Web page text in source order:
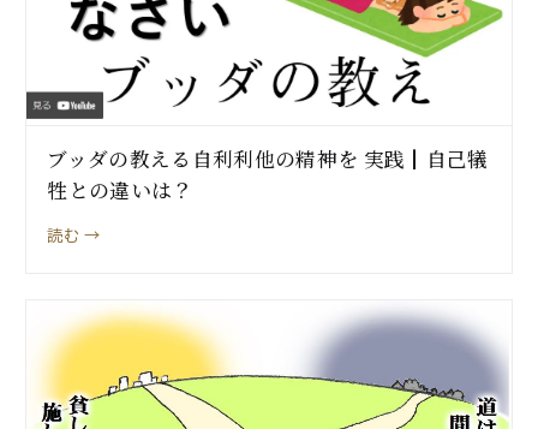
ブッダの教える自利利他の精神を 実践┃自己犠
牲との違いは？
読む →